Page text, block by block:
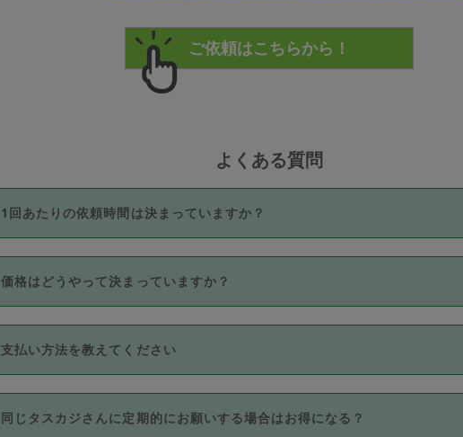
よくある質問
1回あたりの依頼時間は決まっていますか？
依頼1回につき3時間固定です。3時間を超えて依頼したい場合は、延長機能
い。機能をご利用いただくには、タスカジさんに事前に相談し、合意の上事
が必要です。なお、3時間を下回っても、値引き等はございません。
価格はどうやって決まっていますか？
11種類の価格帯の中からタスカジさん自身が価格を選んで設定しています。
タスカジさんの価格設定には最初は制限があり、レビュー件数、レビューの
除々に設定可能な最高額が上がっていく仕組みになっています。
支払い方法を教えてください
お支払方法はクレジットカード（Visa／Master／JCB／AMERICAN
Club）のみとなります。
同じタスカジさんに定期的にお願いする場合はお得になる？